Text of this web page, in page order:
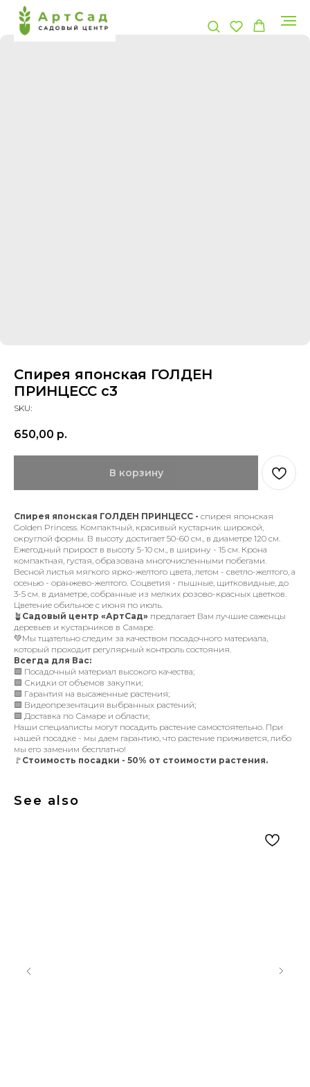
Спирея японская ГОЛДЕН
ПРИНЦЕСС с3
SKU:
650,00 р.
В корзину
Спирея японская ГОЛДЕН ПРИНЦЕСС - спирея японская
Golden Princess. Компактный, красивый кустарник широкой,
округлой формы. В высоту достигает 50-60 см., в диаметре 120 см.
Ежегодный прирост в высоту 5-10 см., в ширину - 15 см. Крона
компактная, густая, образована многочисленными побегами.
Весной листья мягкого ярко-желтого цвета, летом - светло-желтого, а
осенью - оранжево-желтого. Соцветия - пышные, щитковидные, до
3-5 см. в диаметре, собранные из мелких розово-красных цветков.
Цветение обильное с июня по июль.
🪴 Садовый центр «АртСад» предлагает Вам лучшие саженцы
деревьев и кустарников в Самаре.
💚Мы тщательно следим за качеством посадочного материала,
который проходит регулярный контроль состояния.
Всегда для Вас:
🟩 Посадочный материал высокого качества;
🟩 Скидки от объемов закупки;
🟩 Гарантия на высаженные растения;
🟩 Видеопрезентация выбранных растений;
🟩 Доставка по Самаре и области;
Наши специалисты могут посадить растение самостоятельно. При
нашей посадке - мы даем гарантию, что растение приживется, либо
мы его заменим бесплатно!
🚩 Стоимость посадки - 50% от стоимости растения.
See also